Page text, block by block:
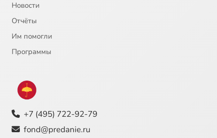
Новости
Отчёты
Им помогли
Программы
+7 (495) 722-92-79
fond@predanie.ru